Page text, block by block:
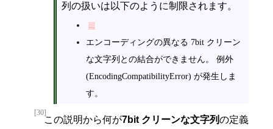
列の扱いは以下のように制限されます。
エンコーディングの異なる 7bit クリーン
な文字列との結合ができません。 例外
(EncodingCompatibilityError) が発生しま
す。
[30]
この説明から何が7bit クリーンな文字列の定義